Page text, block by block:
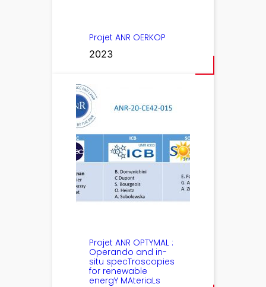
Projet ANR OERKOP
2023
Projet ANR OPTYMAL :
Operando and in-
situ specTroscopies
for renewable
energY MAteriaLs